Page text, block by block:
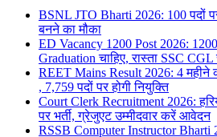
BSNL JTO Bharti 2026: 100 पदों
बनने का मौका
ED Vacancy 1200 Post 2026:
Graduation चाहिए, रास्ता SSC
REET Mains Result 2026: 4 महीने
, 7,759 पदों पर होगी नियुक्ति
Court Clerk Recruitment 2026:
पर भर्ती, ग्रेजुएट उम्मीदवार करें आवेदन
RSSB Computer Instructor Bharti